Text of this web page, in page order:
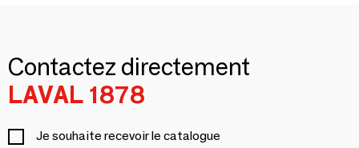
Contactez directement
LAVAL 1878
Je souhaite recevoir le catalogue